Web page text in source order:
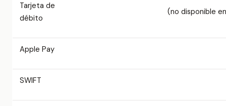
Tarjeta de
débito
(no disponible en
Apple Pay
SWIFT